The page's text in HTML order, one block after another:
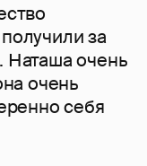
за
Наташа очень
очень
себя